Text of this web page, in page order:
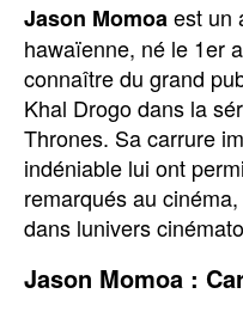
Jason Momoaest un
hawaïenne, né le 1er
connaître du grand
Khal Drogo dans la
Thrones. Sa carrure
indéniable lui ont
remarqués au
dans lunivers
Jason Momoa :